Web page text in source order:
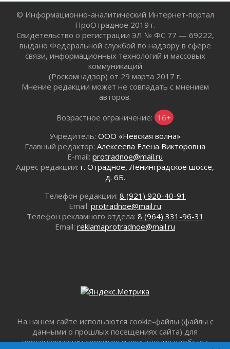
ПСК через Гослуслуги напомнит жителям
Ленинградской области о неоплаченных
счетах
02 августа 2026
Пропавшего подростка нашли в Кировском
районе Ленобласти
02 августа 2026
Жителям Ленобласти напомнили, как
02 августа 2026
В Ивангороде назвали новых почетных
граждан Ленинградской области
Готовность №1
Километровые столбы «Дороги жизни»
отправили на реставрацию
02 августа 2026
Ленобласть внедрила передовую подготовку
Юхла, мука, кантеле и Водяной
Лето катится с горки
01 августа 2026
© Информационно-аналитический Интернет-портал
ПроОтрадное 2019 г.
Свидетельство о регистрации ЭЛ № ФС 77 — 69222,
выдано Федеральной службой по надзору в сфере
связи, информационных технологий и массовых
коммуникаций
(Роскомнадзор) от 29 марта 2017 г.
Мнение редакции может не совпадать с мнением
авторов.
Возрастное ограничение: 16+
Учредитель: ООО «Невская волна»
Главный редактор: Алексеева Елена Викторовна
E-mail: protradnoe@mail.ru
Адрес редакции: г. Отрадное, Ленинградское шоссе,
д. 6Б.
Телефон редакции: 8 (921) 920-40-91
Email: protradnoe@mail.ru
Телефон рекламного отдела: 8 (964) 331-96-31
Email: reklamaprotradnoe@mail.ru
На нашем сайте использются cookie-файлы (файлы с
данными о прошлых посещениях сайта) для
персонализации сервисов и повышения удобства